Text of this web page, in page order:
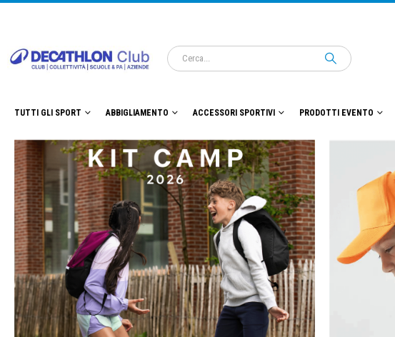
TUTTI GLI SPORT ABBIGLIAMENTO ACCESSORI SPORTIVI PRODOTTI EVENTO